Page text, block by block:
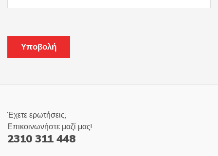
Έχετε ερωτήσεις;
Επικοινωνήστε μαζί μας!
2310 311 448